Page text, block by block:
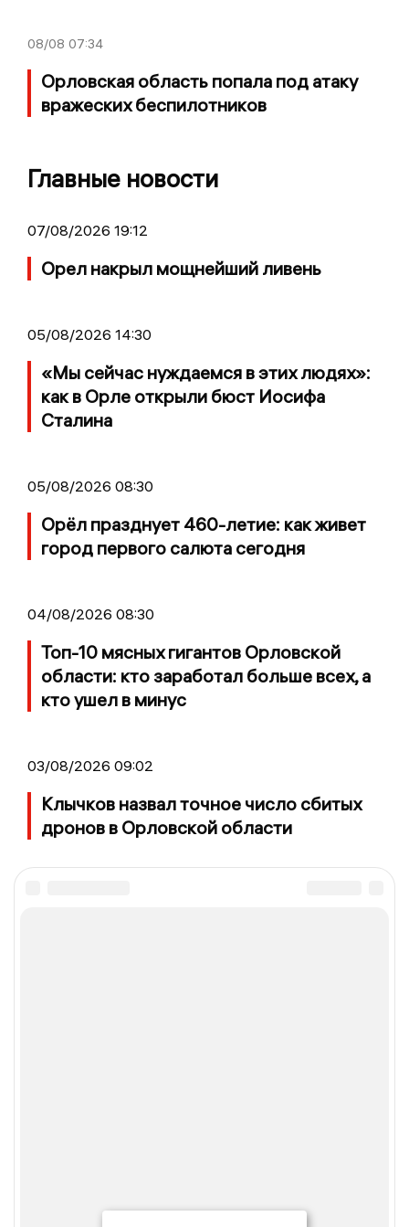
08/08 07:34
Орловская область попала под атаку
вражеских беспилотников
Главные новости
07/08/2026 19:12
Орел накрыл мощнейший ливень
05/08/2026 14:30
«Мы сейчас нуждаемся в этих людях»:
как в Орле открыли бюст Иосифа
Сталина
05/08/2026 08:30
Орёл празднует 460-летие: как живет
город первого салюта сегодня
04/08/2026 08:30
Топ-10 мясных гигантов Орловской
области: кто заработал больше всех, а
кто ушел в минус
03/08/2026 09:02
Клычков назвал точное число сбитых
дронов в Орловской области